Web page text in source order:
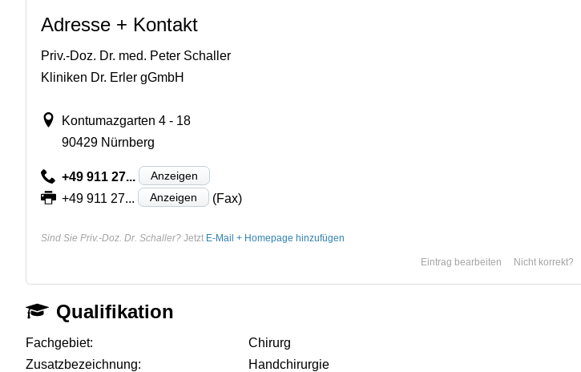
Adresse + Kontakt
Priv.-Doz. Dr. med. Peter Schaller
Kliniken Dr. Erler gGmbH
Kontumazgarten 4 - 18
90429 Nürnberg
+49 911 27... Anzeigen
+49 911 27... Anzeigen (Fax)
Sind Sie Priv.-Doz. Dr. Schaller? Jetzt E-Mail + Homepage hinzufügen
Nicht korrekt?
Eintrag bearbeiten
Qualifikation
Fachgebiet:
Chirurg
Zusatzbezeichnung:
Handchirurgie